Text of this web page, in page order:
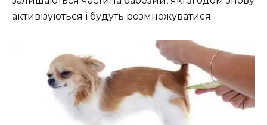
активізуються і будуть розмножуватися.